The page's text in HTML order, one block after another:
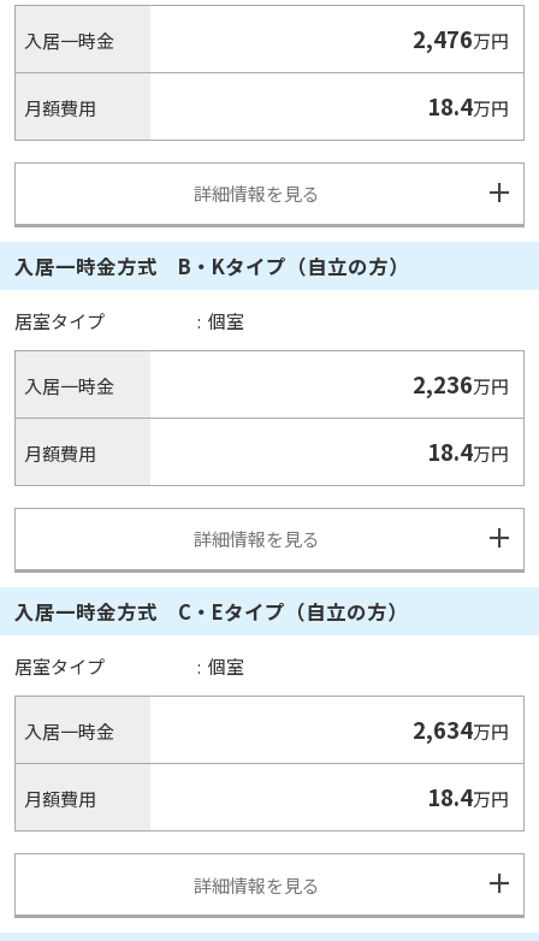
入居一時金 2,476万円
月額費用 18.4万円
詳細情報を見る
入居一時金方式 B・Kタイプ（自立の方）
居室タイプ : 個室
入居一時金 2,236万円
月額費用 18.4万円
詳細情報を見る
入居一時金方式 C・Eタイプ（自立の方）
居室タイプ : 個室
入居一時金 2,634万円
月額費用 18.4万円
詳細情報を見る